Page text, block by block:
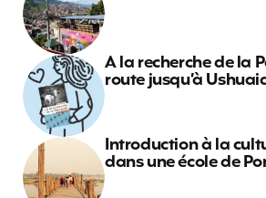
A la recherche de la
route jusqu’à
Introduction à la
dans une école de